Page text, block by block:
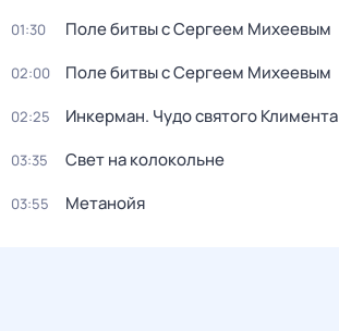
01:30 Поле битвы с Сергеем Михеевым
02:00 Поле битвы с Сергеем Михеевым
02:25 Инкерман. Чудо святого Климента
03:35 Свет на колокольне
03:55 Метанойя